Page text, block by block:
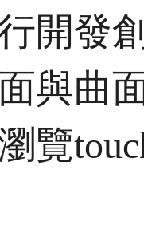
開發
與曲
覽